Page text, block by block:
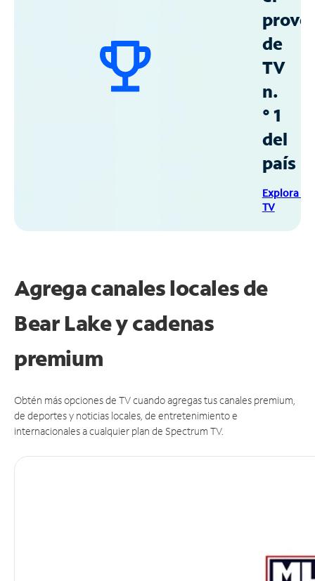
de
TV
n.
° 1
del
país
Explora
TV
Agrega canales locales de
Bear Lake y cadenas
premium
Obtén más opciones de TV cuando agregas tus canales premium,
de deportes y noticias locales, de entretenimiento e
internacionales a cualquier plan de Spectrum TV.